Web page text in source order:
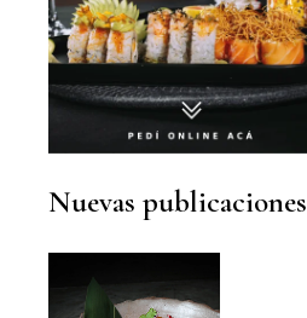
Nuevas publicaciones